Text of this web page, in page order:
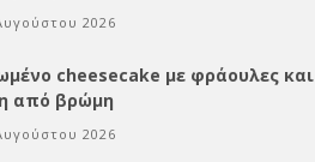
2026
cheesecake με φράουλες και
από βρώμη
2026